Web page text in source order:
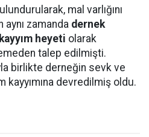
mal varlığını
aynı zamanda dernek
heyeti olarak
talep edilmişti.
birlikte derneğin sevk ve
kayyımına devredilmiş oldu.